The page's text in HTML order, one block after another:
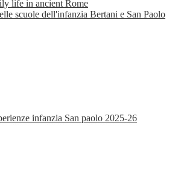
life in ancient Rome
scuole dell'infanzia Bertani e San Paolo
infanzia San paolo 2025-26